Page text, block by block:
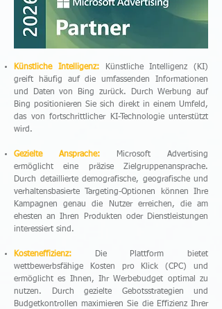
Künstliche Intelligenz:
Künstliche Intelligenz (KI)
greift häufig auf die umfassenden Informationen
und Daten von Bing zurück. Durch Werbung auf
Bing positionieren Sie sich direkt in einem Umfeld,
das von fortschrittlicher KI-Technologie unterstützt
wird.
Gezielte Ansprache:
Microsoft Advertising
ermöglicht eine präzise Zielgruppenansprache.
Durch detaillierte demografische, geografische und
verhaltensbasierte Targeting-Optionen können Ihre
Kampagnen genau die Nutzer erreichen, die am
ehesten an Ihren Produkten oder Dienstleistungen
interessiert sind.
Kosteneffizienz:
Die Plattform bietet
wettbewerbsfähige Kosten pro Klick (CPC) und
ermöglicht es Ihnen, Ihr Werbebudget optimal zu
nutzen. Durch gezielte Gebotsstrategien und
Budgetkontrollen maximieren Sie die Effizienz Ihrer